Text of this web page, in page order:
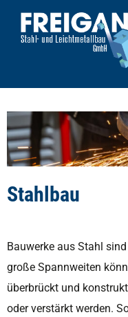
Stahlbau
Bauwerke aus Stahl
große Spannweiten
überbrückt und
oder verstärkt werden.